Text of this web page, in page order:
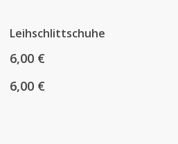
Leihschlittschuhe
6,00 €
6,00 €